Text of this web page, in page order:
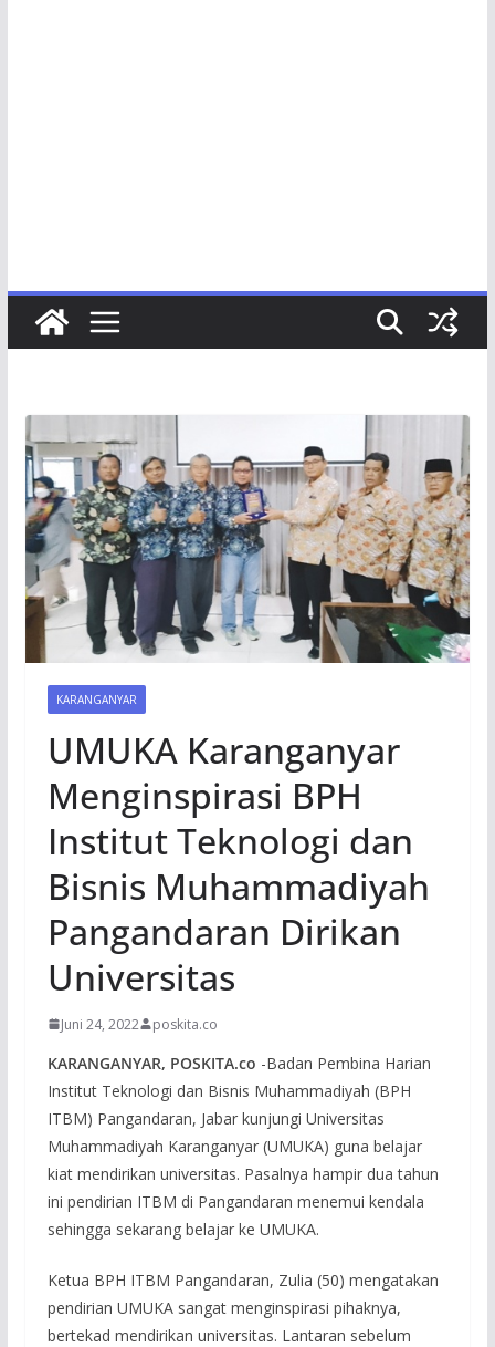
KARANGANYAR
UMUKA Karanganyar
Menginspirasi BPH
Institut Teknologi dan
Bisnis Muhammadiyah
Pangandaran Dirikan
Universitas
Juni 24, 2022 poskita.co
KARANGANYAR, POSKITA.co -Badan Pembina Harian
Institut Teknologi dan Bisnis Muhammadiyah (BPH
ITBM) Pangandaran, Jabar kunjungi Universitas
Muhammadiyah Karanganyar (UMUKA) guna belajar
kiat mendirikan universitas. Pasalnya hampir dua tahun
ini pendirian ITBM di Pangandaran menemui kendala
sehingga sekarang belajar ke UMUKA.
Ketua BPH ITBM Pangandaran, Zulia (50) mengatakan
pendirian UMUKA sangat menginspirasi pihaknya,
bertekad mendirikan universitas. Lantaran sebelum